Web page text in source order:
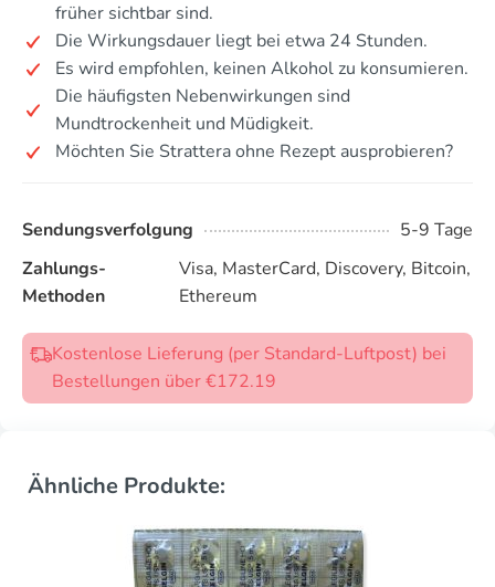
früher sichtbar sind.
Die Wirkungsdauer liegt bei etwa 24 Stunden.
Es wird empfohlen, keinen Alkohol zu konsumieren.
Die häufigsten Nebenwirkungen sind
Mundtrockenheit und Müdigkeit.
Möchten Sie Strattera ohne Rezept ausprobieren?
Sendungsverfolgung
5-9 Tage
Zahlungs-
Methoden
Visa, MasterCard, Discovery, Bitcoin,
Ethereum
Kostenlose Lieferung (per Standard-Luftpost) bei
Bestellungen über €172.19
Ähnliche Produkte: